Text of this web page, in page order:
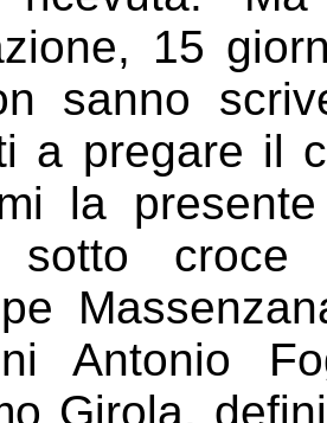
15
sanno
a pregare il
la
sotto croce
Antonio
Girola,